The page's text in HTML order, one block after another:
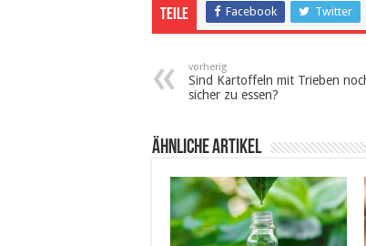
Teile Facebook Twitter
vorherig
Sind Kartoffeln mit Trieben
sicher zu essen?
ähnliche Artikel